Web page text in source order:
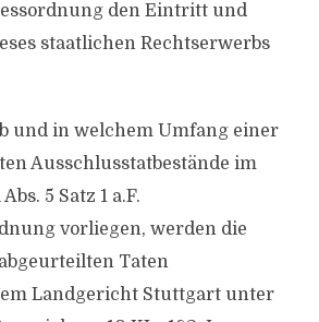
den Eintritt und
staatlichen Rechtserwerbs
und in welchem Umfang einer
Ausschlusstatbestände im
5 Satz 1 a.F.
vorliegen, werden die
Taten
Landgericht Stuttgart unter